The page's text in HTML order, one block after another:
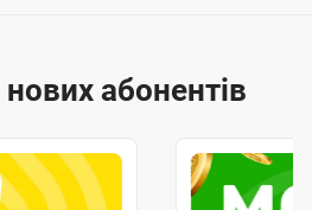
нових абонентів